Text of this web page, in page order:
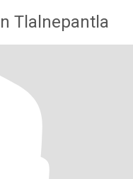
Tlalnepantla